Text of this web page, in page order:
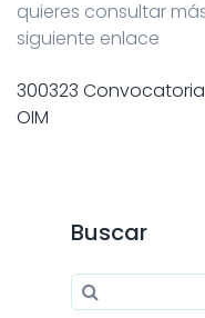
quieres consultar
siguiente enlace
300323 Convocatoria
OIM
Buscar
Search for: